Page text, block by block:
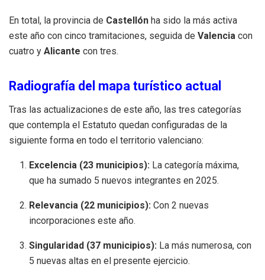
En total, la provincia de Castellón ha sido la más activa
este año con cinco tramitaciones, seguida de Valencia con
cuatro y Alicante con tres.
Radiografía del mapa turístico actual
Tras las actualizaciones de este año, las tres categorías
que contempla el Estatuto quedan configuradas de la
siguiente forma en todo el territorio valenciano:
Excelencia (23 municipios): La categoría máxima,
que ha sumado 5 nuevos integrantes en 2025.
Relevancia (22 municipios): Con 2 nuevas
incorporaciones este año.
Singularidad (37 municipios): La más numerosa, con
5 nuevas altas en el presente ejercicio.